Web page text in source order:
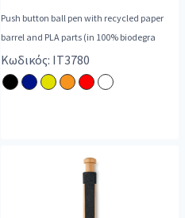
Push button ball pen with recycled paper
barrel and PLA parts (in 100% biodegra
Κωδικός: IT3780